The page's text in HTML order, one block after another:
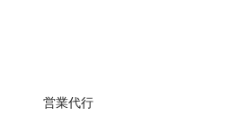
営業代行